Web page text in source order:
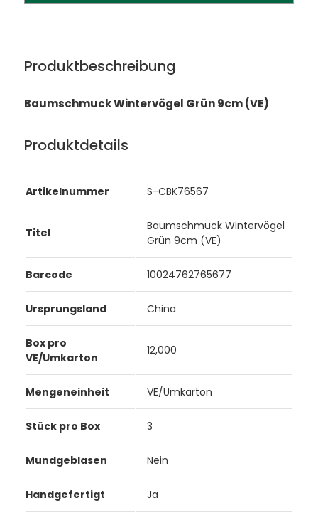
Produktbeschreibung
Baumschmuck Wintervögel Grün 9cm (VE)
Produktdetails
Artikelnummer S-CBK76567
Titel
Baumschmuck Wintervögel
Grün 9cm (VE)
Barcode 10024762765677
Ursprungsland China
Box pro
VE/Umkarton
12,000
Mengeneinheit VE/Umkarton
Stück pro Box 3
Mundgeblasen Nein
Handgefertigt Ja